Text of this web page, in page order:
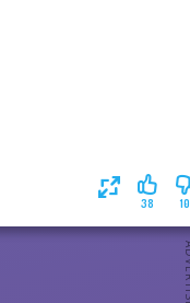
10
38